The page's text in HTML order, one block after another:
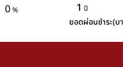
0% 1 ปี
ยอดผ่อนชำระ(บ